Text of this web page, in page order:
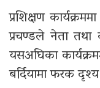
प्रशिक्षण
प्रचण्डले नेता तथा
यसअघिका
बर्दियामा फरक